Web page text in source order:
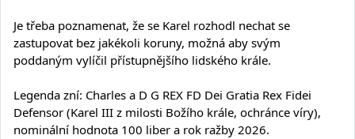
Je třeba poznamenat, že se Karel rozhodl nechat se
zastupovat bez jakékoli koruny, možná aby svým
poddaným vylíčil přístupnějšího lidského krále.
Legenda zní: Charles a D G REX FD Dei Gratia Rex Fidei
Defensor (Karel III z milosti Božího krále, ochránce víry),
nominální hodnota 100 liber a rok ražby 2026.